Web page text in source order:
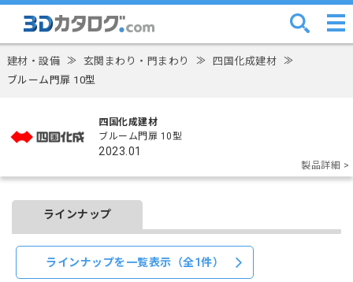
建材・設備 ≫ 玄関まわり・門まわり ≫ 四国化成建材 ≫
ブルーム門扉 10型
四国化成建材
ブルーム門扉 10型
2023.01
製品詳細 >
ラインナップ
ラインナップを一覧表示（全1件）